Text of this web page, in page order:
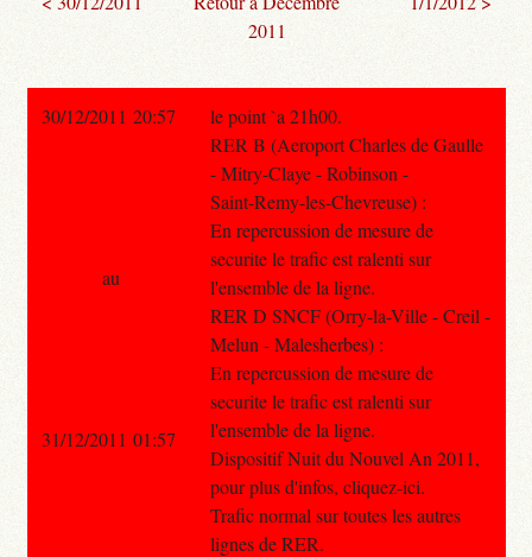
2011
30/12/2011 20:57
le point `a 21h00.
RER B (Aeroport Charles de Gaulle
- Mitry-Claye - Robinson -
Saint-Remy-les-Chevreuse) :
En repercussion de mesure de
securite le trafic est ralenti sur
l'ensemble de la ligne.
RER D SNCF (Orry-la-Ville - Creil -
Melun - Malesherbes) :
En repercussion de mesure de
securite le trafic est ralenti sur
l'ensemble de la ligne.
Dispositif Nuit du Nouvel An 2011,
pour plus d'infos, cliquez-ici.
Trafic normal sur toutes les autres
lignes de RER.
au
31/12/2011 01:57